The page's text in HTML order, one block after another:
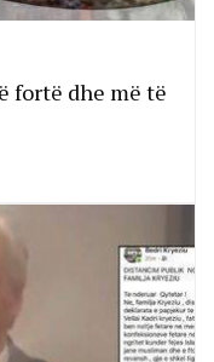
fortë dhe më të